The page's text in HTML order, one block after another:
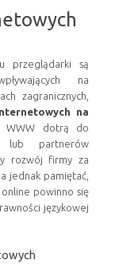
przeglądarki są
na
zagranicznych,
na
WWW dotrą do
lub partnerów
rozwój firmy za
jednak pamiętać,
online powinno się
językowej